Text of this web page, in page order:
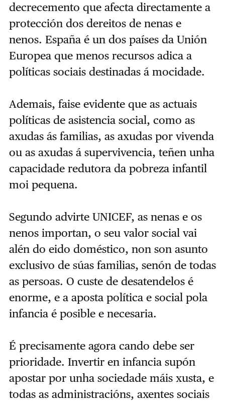
decrecemento que afecta directamente a
protección dos dereitos de nenas e
nenos. España é un dos países da Unión
Europea que menos recursos adica a
políticas sociais destinadas á mocidade.
Ademais, faise evidente que as actuais
políticas de asistencia social, como as
axudas ás familias, as axudas por vivenda
ou as axudas á supervivencia, teñen unha
capacidade redutora da pobreza infantil
moi pequena.
Segundo advirte UNICEF, as nenas e os
nenos importan, o seu valor social vai
alén do eido doméstico, non son asunto
exclusivo de súas familias, senón de todas
as persoas. O custe de desatendelos é
enorme, e a aposta política e social pola
infancia é posible e necesaria.
É precisamente agora cando debe ser
prioridade. Invertir en infancia supón
apostar por unha sociedade máis xusta, e
todas as administracións, axentes sociais